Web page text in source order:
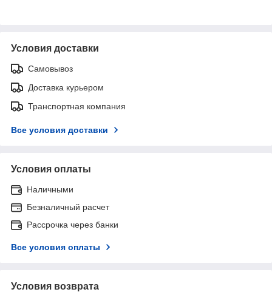
Условия доставки
Самовывоз
Доставка курьером
Транспортная компания
Все условия доставки
Условия оплаты
Наличными
Безналичный расчет
Рассрочка через банки
Все условия оплаты
Условия возврата